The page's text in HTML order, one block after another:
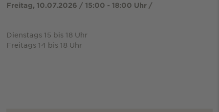
Freitag, 10.07.2026 / 15:00 - 18:00 Uhr /
Dienstags 15 bis 18 Uhr
Freitags 14 bis 18 Uhr